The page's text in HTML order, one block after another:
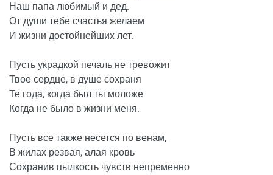
Наш папа любимый и дед.
От души тебе счастья желаем
И жизни достойнейших лет.
Пусть украдкой печаль не тревожит
Твое сердце, в душе сохраня
Те года, когда был ты моложе
Когда не было в жизни меня.
Пусть все также несется по венам,
В жилах резвая, алая кровь
Сохранив пылкость чувств непременно